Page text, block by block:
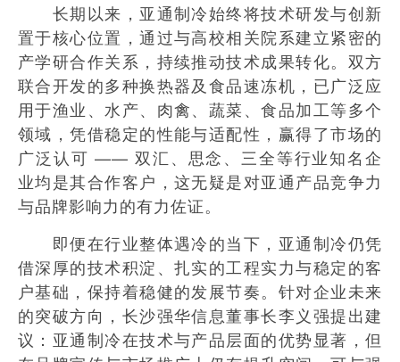
长期以来，亚通制冷始终将技术研发与创新
置于核心位置，通过与高校相关院系建立紧密的
产学研合作关系，持续推动技术成果转化。双方
联合开发的多种换热器及食品速冻机，已广泛应
用于渔业、水产、肉禽、蔬菜、食品加工等多个
领域，凭借稳定的性能与适配性，赢得了市场的
广泛认可 —— 双汇、思念、三全等行业知名企
业均是其合作客户，这无疑是对亚通产品竞争力
与品牌影响力的有力佐证。
即便在行业整体遇冷的当下，亚通制冷仍凭
借深厚的技术积淀、扎实的工程实力与稳定的客
户基础，保持着稳健的发展节奏。针对企业未来
的突破方向，长沙强华信息董事长李义强提出建
议：亚通制冷在技术与产品层面的优势显著，但